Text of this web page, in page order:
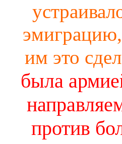
им это
была
против